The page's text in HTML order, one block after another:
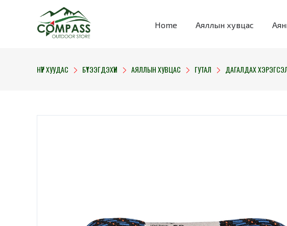
Home Аяллын хувцас
НҮҮР ХУУДАС БҮТЭЭГДЭХҮҮН АЯЛЛЫН ХУВЦАС ГУТАЛ ДАГАЛДАХ